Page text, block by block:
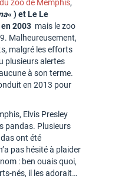
zoo de Memphis,
« ) et Le Le
2003 mais le zoo
Malheureusement,
malgré les efforts
plusieurs alertes
à son terme.
en 2013 pour
Elvis Presley
pandas. Plusieurs
ont été
pas hésité à plaider
: ben ouais quoi,
nés, il les adorait…